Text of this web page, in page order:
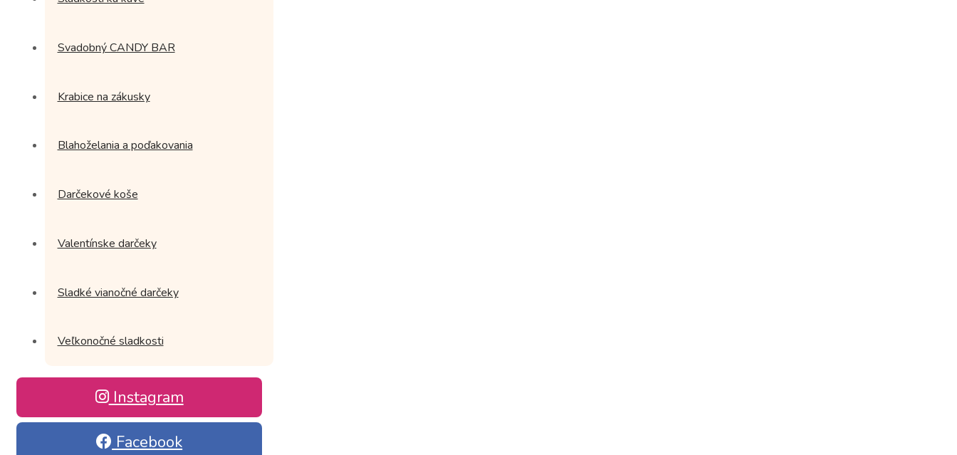
Svadobný CANDY BAR
Krabice na zákusky
Blahoželania a poďakovania
Darčekové koše
Valentínske darčeky
Sladké vianočné darčeky
Veľkonočné sladkosti
Instagram
Facebook